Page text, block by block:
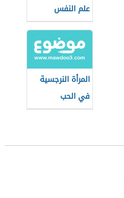
علم النفس
المرأة النرجسية
في الحب